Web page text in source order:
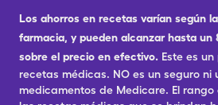
Los ahorros en recetas varían según
farmacia, y pueden alcanzar hasta un
sobre el precio en efectivo. Este es
recetas médicas. NO es un seguro ni
medicamentos de Medicare. El